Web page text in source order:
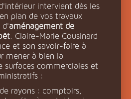
intervient dès les
plan de vos travaux
d'aménagement de
. Claire-Marie Cousinard
et son savoir-faire à
mener à bien la
surfaces commerciales et
: